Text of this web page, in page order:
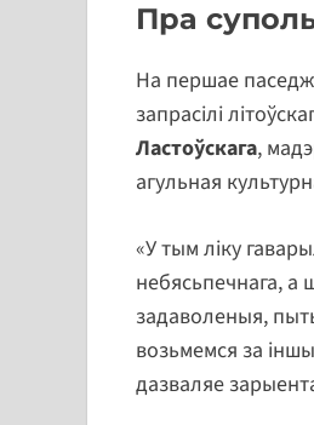
Пра
На першае
запрасілі
Ластоўскага,
агульная
«У тым ліку
небясьпечнага, а
задаволеныя,
возьмемся за
дазваляе